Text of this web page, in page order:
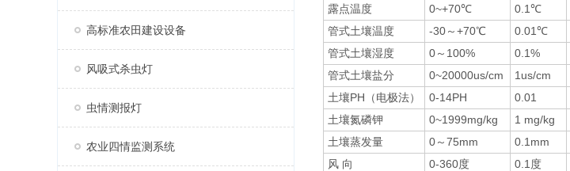
高标准农田建设设备
风吸式杀虫灯
虫情测报灯
农业四情监测系统
露点温度
0~+70℃ 0.1℃
管式土壤温度
-30～+70℃ 0.01℃
管式土壤湿度
0～100% 0.1%
管式土壤盐分
0~20000us/cm 1us/cm
土壤PH（电极法）
0-14PH 0.01
土壤氮磷钾
0~1999mg/kg 1 mg/kg
土壤蒸发量
0～75mm 0.1mm
风 向
0-360度 0.1度